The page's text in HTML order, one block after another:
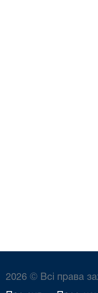
2026 © Всі права